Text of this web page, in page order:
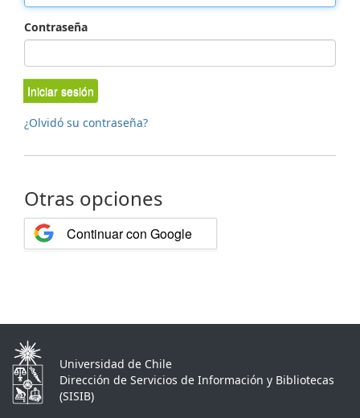
Contraseña
Iniciar sesión
¿Olvidó su contraseña?
Otras opciones
Continuar con Google
Universidad de Chile
Dirección de Servicios de Información y Bibliotecas
(SISIB)